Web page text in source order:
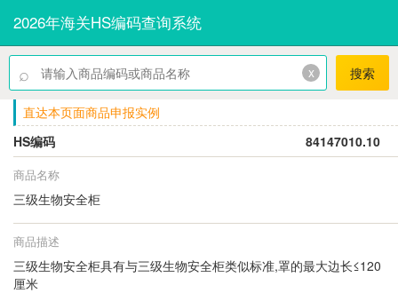
2026年海关HS编码查询系统
⌕ x 搜索
直达本页面商品申报实例
HS编码
84147010.10
商品名称
三级生物安全柜
商品描述
三级生物安全柜具有与三级生物安全柜类似标准,罩的最大边长≤120
厘米